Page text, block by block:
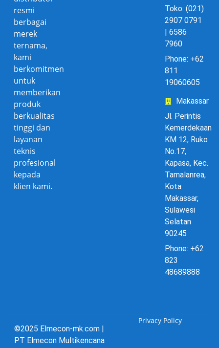
resmi
berbagai
merek
ternama,
kami
berkomitmen
untuk
memberikan
produk
berkualitas
tinggi dan
layanan
teknis
profesional
kepada
klien kami.
Toko: (021)
2907 0791
| 6586
7960
Phone: +62
811
19060605
Makassar
Jl. Perintis
Kemerdekaan
KM 12, Ruko
No.17,
Kapasa, Kec.
Tamalanrea,
Kota
Makassar,
Sulawesi
Selatan
90245
Phone: +62
823
48689888
©2025 Elmecon-mk.com |
PT Elmecon Multikencana
Privacy Policy